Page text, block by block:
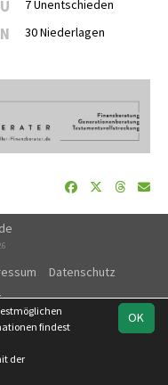
U 7 Unentschieden
N 30 Niederlagen
Datenschutz
OK
findest
der